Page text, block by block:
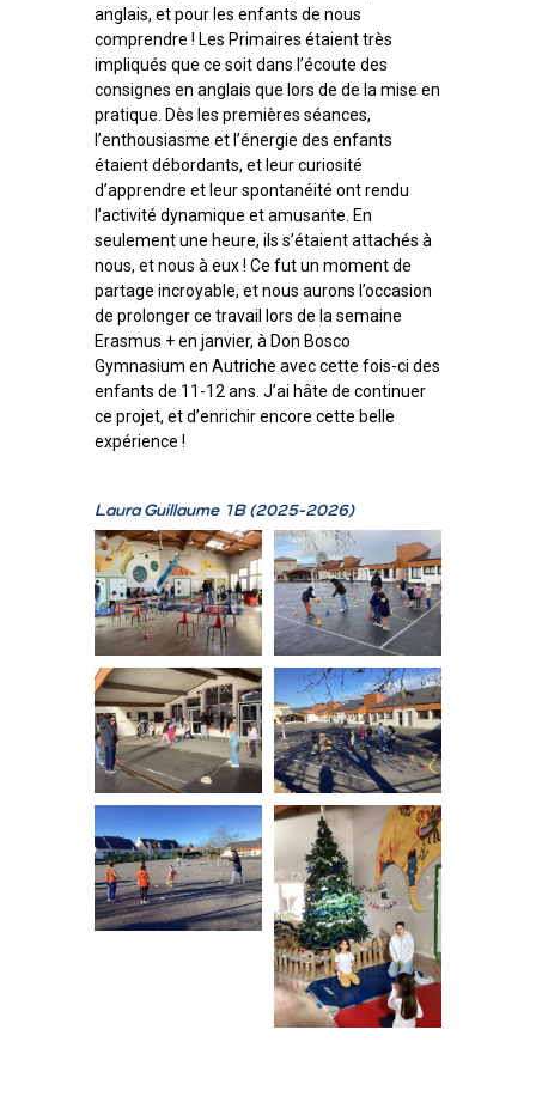
anglais, et pour les enfants de nous
comprendre ! Les Primaires étaient très
impliqués que ce soit dans l’écoute des
consignes en anglais que lors de de la mise en
pratique. Dès les premières séances,
l’enthousiasme et l’énergie des enfants
étaient débordants, et leur curiosité
d’apprendre et leur spontanéité ont rendu
l’activité dynamique et amusante. En
seulement une heure, ils s’étaient attachés à
nous, et nous à eux ! Ce fut un moment de
partage incroyable, et nous aurons l’occasion
de prolonger ce travail lors de la semaine
Erasmus + en janvier, à Don Bosco
Gymnasium en Autriche avec cette fois-ci des
enfants de 11-12 ans. J’ai hâte de continuer
ce projet, et d’enrichir encore cette belle
expérience !
Laura Guillaume 1B (2025-2026)